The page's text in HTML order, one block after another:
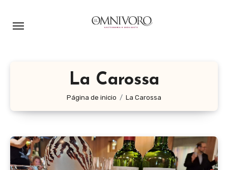
La Carossa
Página de inicio La Carossa